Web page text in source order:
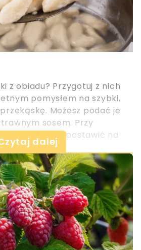
z obiadu? Przygotuj z nich
pomysłem na szybki,
Możesz podać je
sosem. Przy
dania warto postawić na
mąki. dalej